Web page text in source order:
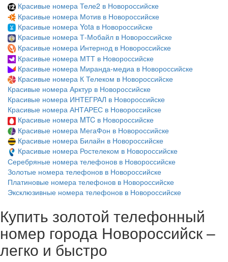
Красивые номера Теле2 в Новороссийске
Красивые номера Мотив в Новороссийске
Красивые номера Yota в Новороссийске
Красивые номера Т-Мобайл в Новороссийске
Красивые номера Интернод в Новороссийске
Красивые номера МТТ в Новороссийске
Красивые номера Миранда-медиа в Новороссийске
Красивые номера К Телеком в Новороссийске
Красивые номера Арктур в Новороссийске
Красивые номера ИНТЕГРАЛ в Новороссийске
Красивые номера АНТАРЕС в Новороссийске
Красивые номера MTC в Новороссийске
Красивые номера МегаФон в Новороссийске
Красивые номера Билайн в Новороссийске
Красивые номера Ростелеком в Новороссийске
Серебряные номера телефонов в Новороссийске
Золотые номера телефонов в Новороссийске
Платиновые номера телефонов в Новороссийске
Эксклюзивные номера телефонов в Новороссийске
Купить золотой телефонный
номер города Новороссийск –
легко и быстро